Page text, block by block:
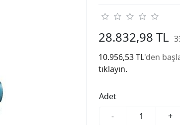
28.832,98 TL
10.956,53 TL'den
tıklayın.
Adet
-
+